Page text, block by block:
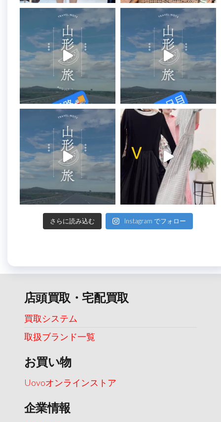
さらに読み込む Instagram でフォロー
店頭買取・宅配買取
買取システム
取扱ブランド一覧
お買い物
Uovoオンラインストア
企業情報